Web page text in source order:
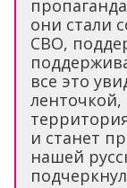
они стали
СВО,
все это
и станет
нашей